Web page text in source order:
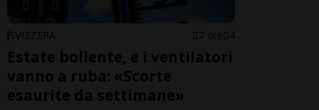
SVIZZERA 7 ore 4
Estate bollente, e i ventilatori
vanno a ruba: «Scorte
esaurite da settimane»